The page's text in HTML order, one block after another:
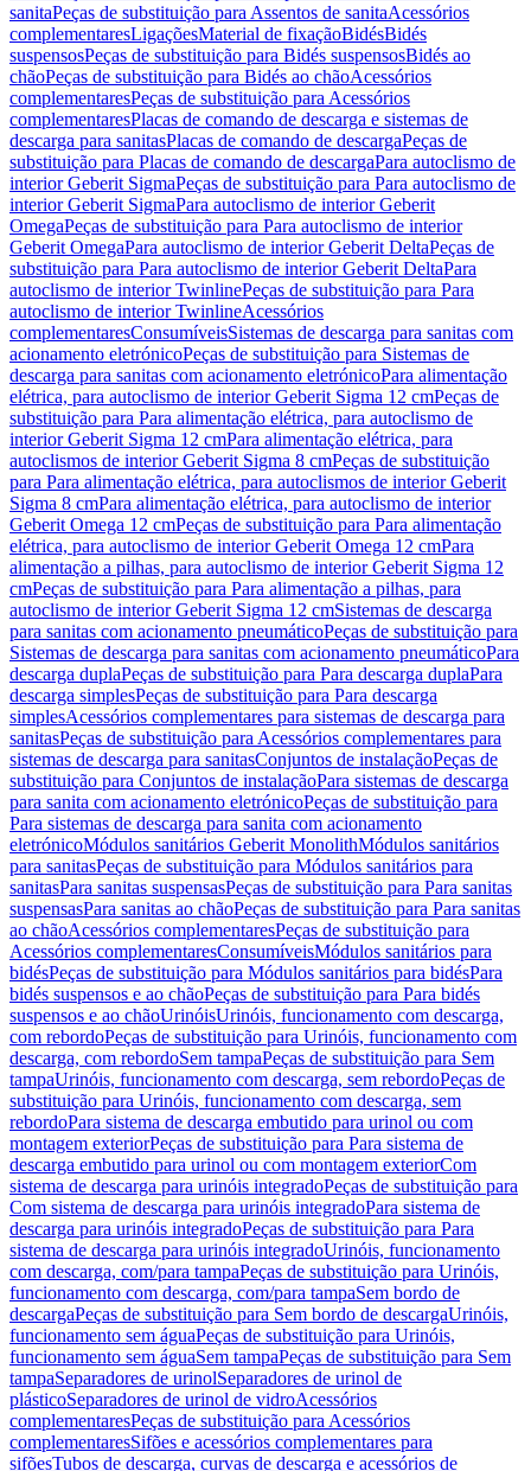
sanitaPeças de substituição para Assentos de sanitaAcessórios
complementaresLigaçõesMaterial de fixaçãoBidésBidés
suspensosPeças de substituição para Bidés suspensosBidés ao
chãoPeças de substituição para Bidés ao chãoAcessórios
complementaresPeças de substituição para Acessórios
complementaresPlacas de comando de descarga e sistemas de
descarga para sanitasPlacas de comando de descargaPeças de
substituição para Placas de comando de descargaPara autoclismo de
interior Geberit SigmaPeças de substituição para Para autoclismo de
interior Geberit SigmaPara autoclismo de interior Geberit
OmegaPeças de substituição para Para autoclismo de interior
Geberit OmegaPara autoclismo de interior Geberit DeltaPeças de
substituição para Para autoclismo de interior Geberit DeltaPara
autoclismo de interior TwinlinePeças de substituição para Para
autoclismo de interior TwinlineAcessórios
complementaresConsumíveisSistemas de descarga para sanitas com
acionamento eletrónicoPeças de substituição para Sistemas de
descarga para sanitas com acionamento eletrónicoPara alimentação
elétrica, para autoclismo de interior Geberit Sigma 12 cmPeças de
substituição para Para alimentação elétrica, para autoclismo de
interior Geberit Sigma 12 cmPara alimentação elétrica, para
autoclismos de interior Geberit Sigma 8 cmPeças de substituição
para Para alimentação elétrica, para autoclismos de interior Geberit
Sigma 8 cmPara alimentação elétrica, para autoclismo de interior
Geberit Omega 12 cmPeças de substituição para Para alimentação
elétrica, para autoclismo de interior Geberit Omega 12 cmPara
alimentação a pilhas, para autoclismo de interior Geberit Sigma 12
cmPeças de substituição para Para alimentação a pilhas, para
autoclismo de interior Geberit Sigma 12 cmSistemas de descarga
para sanitas com acionamento pneumáticoPeças de substituição para
Sistemas de descarga para sanitas com acionamento pneumáticoPara
descarga duplaPeças de substituição para Para descarga duplaPara
descarga simplesPeças de substituição para Para descarga
simplesAcessórios complementares para sistemas de descarga para
sanitasPeças de substituição para Acessórios complementares para
sistemas de descarga para sanitasConjuntos de instalaçãoPeças de
substituição para Conjuntos de instalaçãoPara sistemas de descarga
para sanita com acionamento eletrónicoPeças de substituição para
Para sistemas de descarga para sanita com acionamento
eletrónicoMódulos sanitários Geberit MonolithMódulos sanitários
para sanitasPeças de substituição para Módulos sanitários para
sanitasPara sanitas suspensasPeças de substituição para Para sanitas
suspensasPara sanitas ao chãoPeças de substituição para Para sanitas
ao chãoAcessórios complementaresPeças de substituição para
Acessórios complementaresConsumíveisMódulos sanitários para
bidésPeças de substituição para Módulos sanitários para bidésPara
bidés suspensos e ao chãoPeças de substituição para Para bidés
suspensos e ao chãoUrinóisUrinóis, funcionamento com descarga,
com rebordoPeças de substituição para Urinóis, funcionamento com
descarga, com rebordoSem tampaPeças de substituição para Sem
tampaUrinóis, funcionamento com descarga, sem rebordoPeças de
substituição para Urinóis, funcionamento com descarga, sem
rebordoPara sistema de descarga embutido para urinol ou com
montagem exteriorPeças de substituição para Para sistema de
descarga embutido para urinol ou com montagem exteriorCom
sistema de descarga para urinóis integradoPeças de substituição para
Com sistema de descarga para urinóis integradoPara sistema de
descarga para urinóis integradoPeças de substituição para Para
sistema de descarga para urinóis integradoUrinóis, funcionamento
com descarga, com/para tampaPeças de substituição para Urinóis,
funcionamento com descarga, com/para tampaSem bordo de
descargaPeças de substituição para Sem bordo de descargaUrinóis,
funcionamento sem águaPeças de substituição para Urinóis,
funcionamento sem águaSem tampaPeças de substituição para Sem
tampaSeparadores de urinolSeparadores de urinol de
plásticoSeparadores de urinol de vidroAcessórios
complementaresPeças de substituição para Acessórios
complementaresSifões e acessórios complementares para
sifõesTubos de descarga, curvas de descarga e acessórios de